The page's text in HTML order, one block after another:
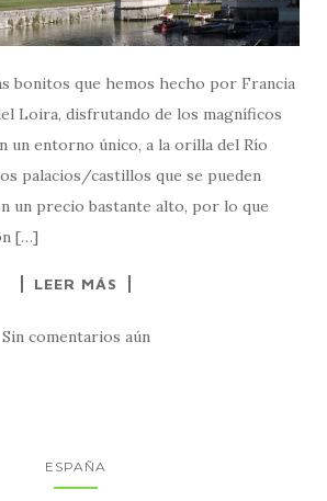
bonitos que hemos hecho por Francia
Loira, disfrutando de los magníficos
un entorno único, a la orilla del Río
palacios/castillos que se pueden
un precio bastante alto, por lo que
[…]
LEER MÁS
Sin comentarios aún
ESPAÑA